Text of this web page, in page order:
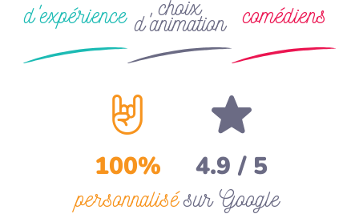
d'expérience choix
d'animation comédiens
100%
personnalisé
4.9 / 5
sur Google